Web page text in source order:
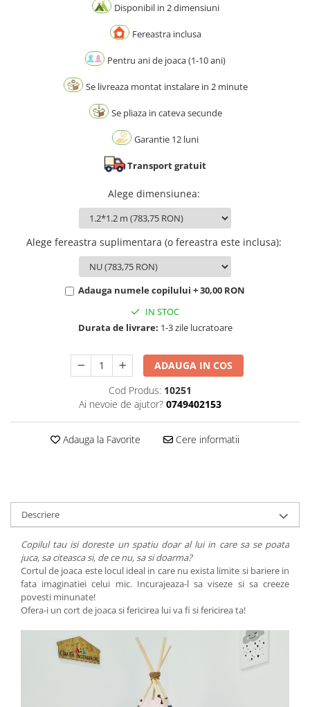
Disponibil in 2 dimensiuni
Fereastra inclusa
Pentru ani de joaca (1-10 ani)
Se livreaza montat instalare in 2 minute
Se pliaza in cateva secunde
Garantie 12 luni
Transport gratuit
Alege dimensiunea:
Alege fereastra suplimentara (o fereastra este inclusa):
Adauga numele copilului + 30,00 RON
IN STOC
Durata de livrare: 1-3 zile lucratoare
ADAUGA IN COS
Cod Produs: 10251
Ai nevoie de ajutor? 0749402153
Adauga la Favorite Cere informatii
Descriere
Copilul tau isi doreste un spatiu doar al lui in care sa se poata
juca, sa citeasca si, de ce nu, sa si doarma?
Cortul de joaca este locul ideal in care nu exista limite si bariere in
fata imaginatiei celui mic. Incurajeaza-l sa viseze si sa creeze
povesti minunate!
Ofera-i un cort de joaca si fericirea lui va fi si fericirea ta!